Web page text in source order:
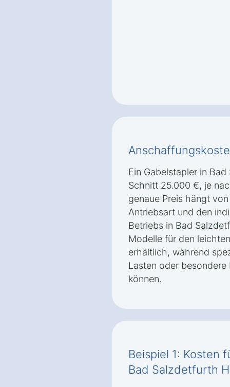
Ein Gabelstapler in
Schnitt 25.000 €, je
genaue Preis hängt
Antriebsart und den
Betriebs in Bad
Modelle für den
erhältlich, während
Lasten oder
können.
Beispiel 1: Kosten
Bad Salzdetfurth